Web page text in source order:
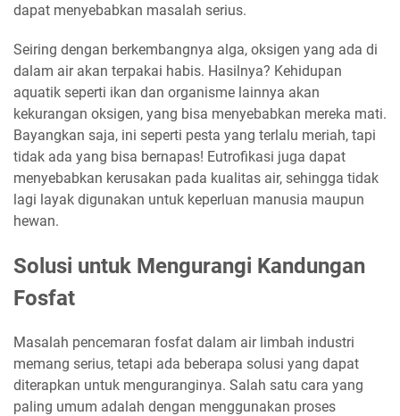
dapat menyebabkan masalah serius.
Seiring dengan berkembangnya alga, oksigen yang ada di
dalam air akan terpakai habis. Hasilnya? Kehidupan
aquatik seperti ikan dan organisme lainnya akan
kekurangan oksigen, yang bisa menyebabkan mereka mati.
Bayangkan saja, ini seperti pesta yang terlalu meriah, tapi
tidak ada yang bisa bernapas! Eutrofikasi juga dapat
menyebabkan kerusakan pada kualitas air, sehingga tidak
lagi layak digunakan untuk keperluan manusia maupun
hewan.
Solusi untuk Mengurangi Kandungan
Fosfat
Masalah pencemaran fosfat dalam air limbah industri
memang serius, tetapi ada beberapa solusi yang dapat
diterapkan untuk menguranginya. Salah satu cara yang
paling umum adalah dengan menggunakan proses